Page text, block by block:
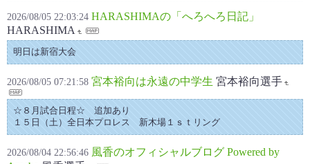
2026/08/05 22:03:24 HARASHIMAの「へろへろ日記」
HARASHIMA
明日は新宿大会
2026/08/05 07:21:58 宮本裕向は永遠の中学生 宮本裕向選手
☆８月試合日程☆ 追加あり
１５日（土）全日本プロレス 新木場１ｓｔリング
2026/08/04 22:56:46 風香のオフィシャルブログ Powered by